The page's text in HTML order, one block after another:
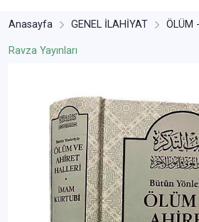
Anasayfa GENEL İLAHİYAT ÖLÜM
Ravza Yayınları